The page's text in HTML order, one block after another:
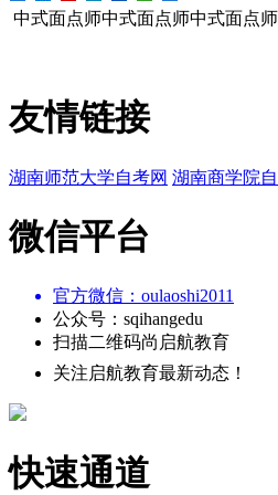
中式面点师中式面点师中式面点
友情链接
湖南师范大学自考网 湖南商学院
微信平台
官方微信：oulaoshi2011
公众号：sqihangedu
扫描二维码尚启航教育
关注启航教育最新动态！
快速通道